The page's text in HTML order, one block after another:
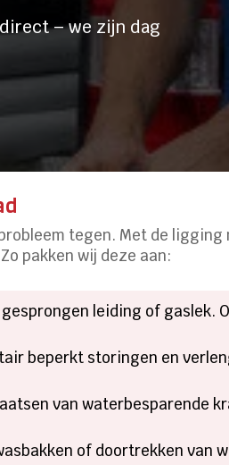
– we zijn dag
tegen. Met de ligging
pakken wij deze aan:
leiding of gaslek.
beperkt storingen en
van waterbesparende
of doortrekken van